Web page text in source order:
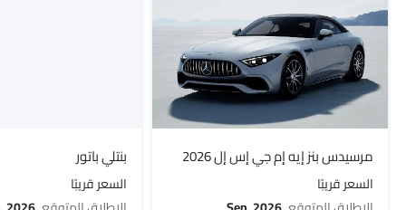
مرسيدس بنز إيه إم جي إس إل 2026
السعر قريبًا
بنتلي باتور
السعر قريبًا